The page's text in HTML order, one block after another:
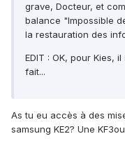
grave, Docteur, et
balance "Impossible
la restauration des
EDIT : OK, pour Kies,
fait...
As tu eu accès à des
samsung KE2? Une